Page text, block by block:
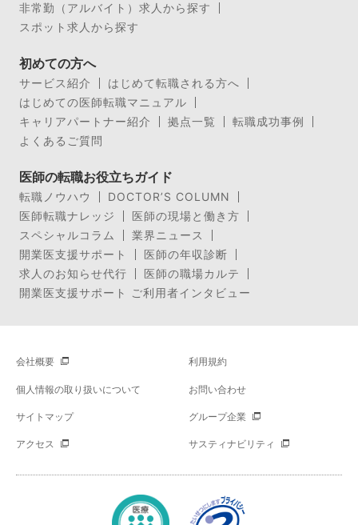
非常勤（アルバイト）求人から探す
スポット求人から探す
初めての方へ
サービス紹介
はじめて転職される方へ
はじめての医師転職マニュアル
キャリアパートナー紹介
拠点一覧
転職成功事例
よくあるご質問
医師の転職お役立ちガイド
転職ノウハウ
DOCTOR’S COLUMN
医師転職ナレッジ
医師の現場と働き方
スペシャルコラム
業界ニュース
開業医支援サポート
医師の年収診断
求人のお知らせ代行
医師の職場カルテ
開業医支援サポート ご利用者インタビュー
会社概要 利用規約
個人情報の取り扱いについて お問い合わせ
サイトマップ グループ企業
アクセス サスティナビリティ